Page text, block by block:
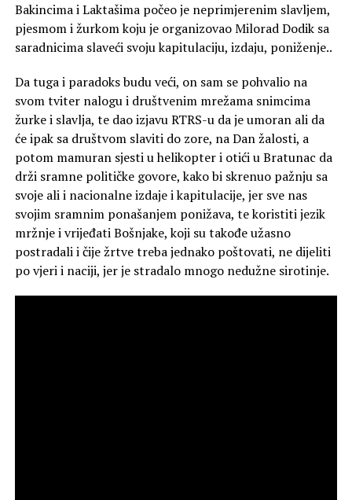
Bakincima i Laktašima počeo je neprimjerenim slavljem,
pjesmom i žurkom koju je organizovao Milorad Dodik sa
saradnicima slaveći svoju kapitulaciju, izdaju, poniženje..
Da tuga i paradoks budu veći, on sam se pohvalio na
svom tviter nalogu i društvenim mrežama snimcima
žurke i slavlja, te dao izjavu RTRS-u da je umoran ali da
će ipak sa društvom slaviti do zore, na Dan žalosti, a
potom mamuran sjesti u helikopter i otići u Bratunac da
drži sramne političke govore, kako bi skrenuo pažnju sa
svoje ali i nacionalne izdaje i kapitulacije, jer sve nas
svojim sramnim ponašanjem ponižava, te koristiti jezik
mržnje i vrijeđati Bošnjake, koji su takođe užasno
postradali i čije žrtve treba jednako poštovati, ne dijeliti
po vjeri i naciji, jer je stradalo mnogo nedužne sirotinje.